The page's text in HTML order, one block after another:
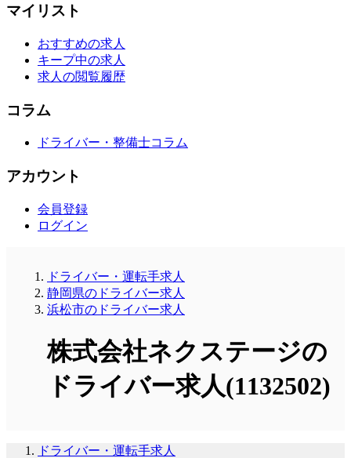
マイリスト
おすすめの求人
キープ中の求人
求人の閲覧履歴
コラム
ドライバー・整備士コラム
アカウント
会員登録
ログイン
ドライバー・運転手求人
静岡県のドライバー求人
浜松市のドライバー求人
株式会社ネクステージの
ドライバー求人(1132502)
ドライバー・運転手求人